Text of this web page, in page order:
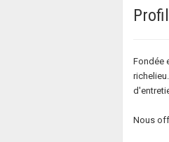
Fondée
Nous